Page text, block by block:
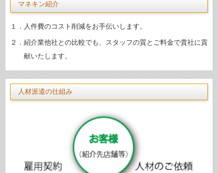
マネキン紹介
１．人件費のコスト削減をお手伝いします。
２．紹介業他社との比較でも、スタッフの質とご料金で貴社に貢
献いたします。
人材派遣の仕組み